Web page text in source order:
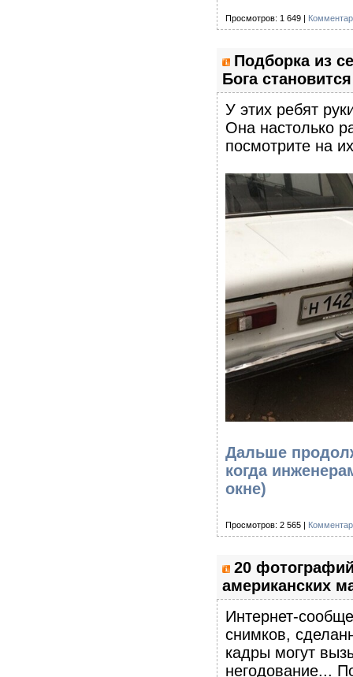
Просмотров: 1 649 |
Подборка из
Бога
У этих ребят
Она настолько
посмотрите на
Дальше
когда
окне)
Просмотров: 2 565 |
20
американских
Интернет-
снимков,
кадры могут
негодование...